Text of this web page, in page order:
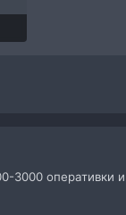
3000 оперативки